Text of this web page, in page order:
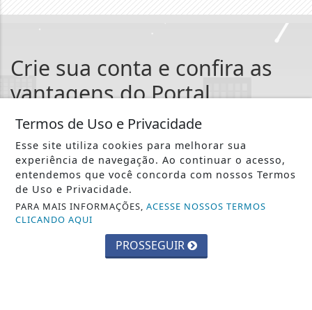
Crie sua conta e confira as
vantagens do Portal
Você pode ler matérias exclusivas, anunciar
classificados e muito mais!
CRIAR MINHA CONTA
Termos de Uso e Privacidade
Esse site utiliza cookies para melhorar sua
experiência de navegação. Ao continuar o acesso,
entendemos que você concorda com nossos Termos
de Uso e Privacidade.
PARA MAIS INFORMAÇÕES,ACESSE NOSSOS TERMOS
CLICANDO AQUI
PROSSEGUIR